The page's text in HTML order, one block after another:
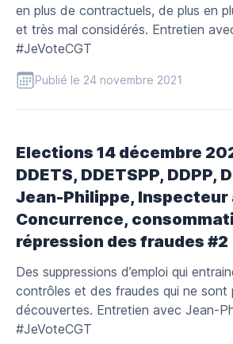
en plus de contractuels, de plus en
et très mal considérés. Entretien
#JeVoteCGT
Publié le 24 novembre 2021
Elections 14 décembre
DDETS, DDETSPP, DDPP,
Jean-Philippe, Inspecteur
Concurrence,
répression des fraudes #2
Des suppressions d’emploi qui
contrôles et des fraudes qui ne sont
découvertes. Entretien avec Jean-
#JeVoteCGT